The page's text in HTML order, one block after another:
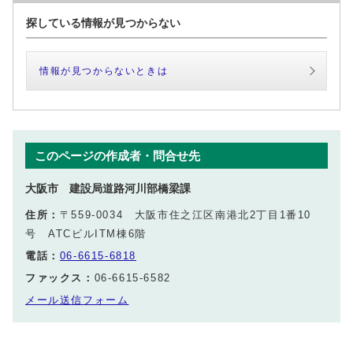
探している情報が見つからない
情報が見つからないときは
このページの作成者・問合せ先
大阪市 建設局道路河川部橋梁課
住所： 〒559-0034 大阪市住之江区南港北2丁目1番10
号 ATCビルITM棟6階
電話： 06-6615-6818
ファックス： 06-6615-6582
メール送信フォーム